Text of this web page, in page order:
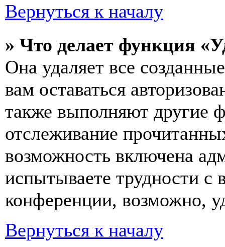
Вернуться к началу
» Что делает функция
Она удаляет все
вам оставаться
также выполняют другие
отслеживание
возможность включена
испытываете трудности с
конференции, возможно,
Вернуться к началу